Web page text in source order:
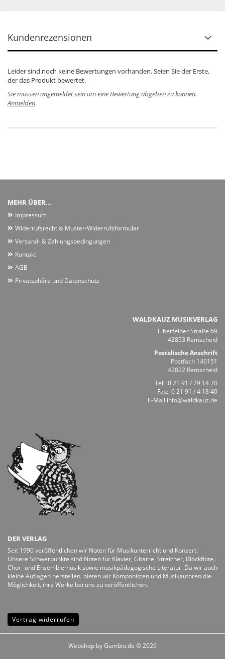
Kundenrezensionen
Leider sind noch keine Bewertungen vorhanden. Seien Sie der Erste,
der das Produkt bewertet.
Sie müssen angemeldet sein um eine Bewertung abgeben zu können.
Anmelden
MEHR ÜBER...
Impressum
Widerrufsrecht & Muster-Widerrufsformular
Versand- & Zahlungsbedingungen
Kontakt
AGB
Privatsphäre und Datenschutz
WALDKAUZ MUSIKVERLAG
Elberfelder Straße 69
42853 Remscheid
Postalische Anschrift
Postfach 140151
42822 Remscheid
Tel: 0 21 91 / 29 14 70
Fax: 0 21 91 / 4 18 40
E-Mail info@waldkauz.de
DER VERLAG
Seit 1990 veröffentlichen wir Noten für Musikunterricht und Konzert.
Unsere Schwerpunkte sind Noten für Klavier, Gitarre, Streicher, Blockflöte,
Chor- und Ensemblemusik sowie musikpädagogische Literatur. Da wir auch
kleine Auflagen herstellen, bieten wir Komponisten und Musikautoren die
Möglichkeit, ihre Werke bei uns zu veröffentlichen.
Vertrag widerrufen
Webshop by Gambio.de © 2026